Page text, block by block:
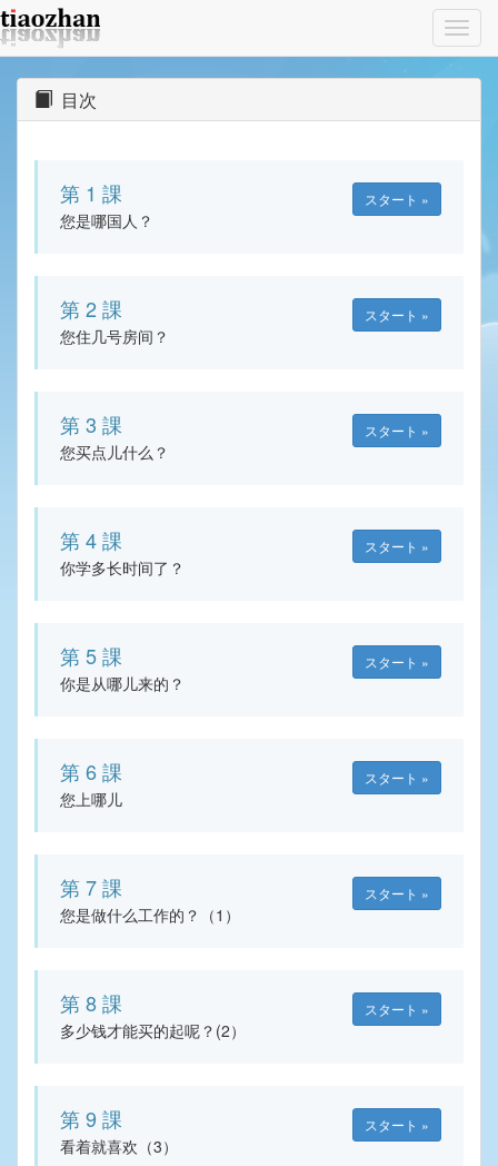
目次
第 1 課 スタート »
您是哪国人？
第 2 課 スタート »
您住几号房间？
第 3 課 スタート »
您买点儿什么？
第 4 課 スタート »
你学多长时间了？
第 5 課 スタート »
你是从哪儿来的？
第 6 課 スタート »
您上哪儿
第 7 課 スタート »
您是做什么工作的？（1）
第 8 課 スタート »
多少钱才能买的起呢？(2）
第 9 課 スタート »
看着就喜欢（3）